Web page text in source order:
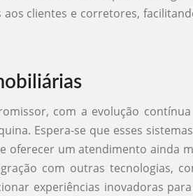
clientes e corretores,
com a evolução contínua
Espera-se que esses
oferecer um atendimento ainda
com outras tecnologias,
experiências inovadoras